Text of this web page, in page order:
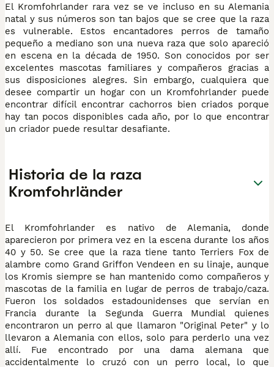
El Kromfohrlander rara vez se ve incluso en su Alemania
natal y sus números son tan bajos que se cree que la raza
es vulnerable. Estos encantadores perros de tamaño
pequeño a mediano son una nueva raza que solo apareció
en escena en la década de 1950. Son conocidos por ser
excelentes mascotas familiares y compañeros gracias a
sus disposiciones alegres. Sin embargo, cualquiera que
desee compartir un hogar con un Kromfohrlander puede
encontrar difícil encontrar cachorros bien criados porque
hay tan pocos disponibles cada año, por lo que encontrar
un criador puede resultar desafiante.
Historia de la raza
Kromfohrländer
El Kromfohrlander es nativo de Alemania, donde
aparecieron por primera vez en la escena durante los años
40 y 50. Se cree que la raza tiene tanto Terriers Fox de
alambre como Grand Griffon Vendeen en su linaje, aunque
los Kromis siempre se han mantenido como compañeros y
mascotas de la familia en lugar de perros de trabajo/caza.
Fueron los soldados estadounidenses que servían en
Francia durante la Segunda Guerra Mundial quienes
encontraron un perro al que llamaron "Original Peter" y lo
llevaron a Alemania con ellos, solo para perderlo una vez
allí. Fue encontrado por una dama alemana que
accidentalmente lo cruzó con un perro local, lo que